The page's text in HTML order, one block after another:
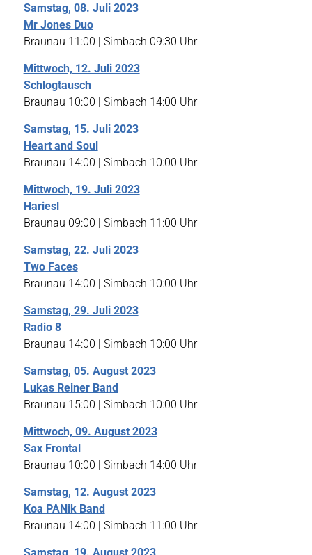
Samstag, 08. Juli 2023
Mr Jones Duo
Braunau 11:00 | Simbach 09:30 Uhr
Mittwoch, 12. Juli 2023
Schlogtausch
Braunau 10:00 | Simbach 14:00 Uhr
Samstag, 15. Juli 2023
Heart and Soul
Braunau 14:00 | Simbach 10:00 Uhr
Mittwoch, 19. Juli 2023
Hariesl
Braunau 09:00 | Simbach 11:00 Uhr
Samstag, 22. Juli 2023
Two Faces
Braunau 14:00 | Simbach 10:00 Uhr
Samstag, 29. Juli 2023
Radio 8
Braunau 14:00 | Simbach 10:00 Uhr
Samstag, 05. August 2023
Lukas Reiner Band
Braunau 15:00 | Simbach 10:00 Uhr
Mittwoch, 09. August 2023
Sax Frontal
Braunau 10:00 | Simbach 14:00 Uhr
Samstag, 12. August 2023
Koa PANik Band
Braunau 14:00 | Simbach 11:00 Uhr
Samstag, 19. August 2023